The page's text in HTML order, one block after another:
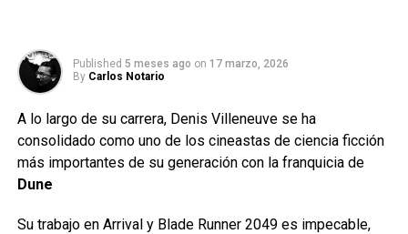
Published 5 meses ago on 17 marzo, 2026
By Carlos Notario
A lo largo de su carrera, Denis Villeneuve se ha
consolidado como uno de los cineastas de ciencia ficción
más importantes de su generación con la franquicia de
Dune
Su trabajo en Arrival y Blade Runner 2049 es impecable,